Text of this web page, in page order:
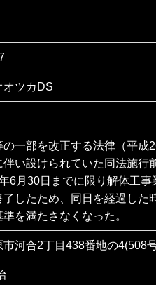
オツカDS
の一部を改正する法律（平成
伴い設けられていた同法施行
6月30日までに限り解体工
了したため、同日を経過した
を満たさなくなった。
市河合2丁目438番地の4(508